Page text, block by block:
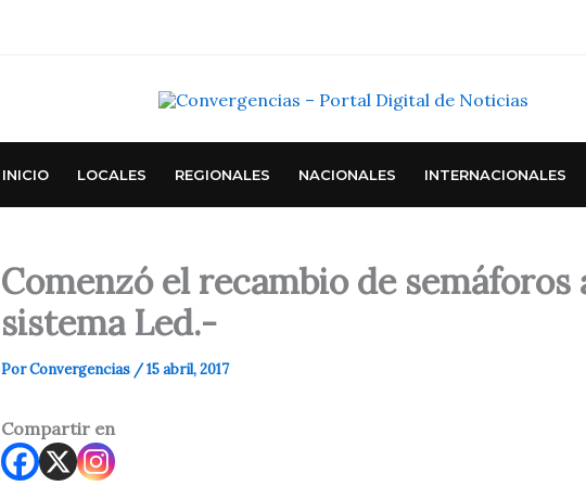
INICIO LOCALES REGIONALES NACIONALES INTERNACIONALES
Comenzó el recambio de semáforos
sistema Led.-
PorConvergencias /15 abril, 2017
Compartir en